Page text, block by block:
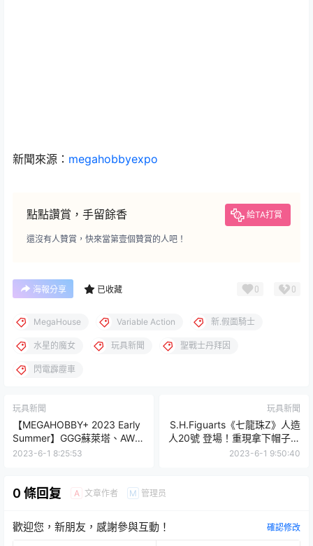
新聞來源： megahobbyexpo
點點讚賞，手留餘香 給TA打賞
還沒有人贊賞，快來當第壹個贊賞的人吧！
海報分享 已收藏 0 0
MegaHouse Variable Action 新.假面騎士
水星的魔女 玩具新聞 聖戰士丹拜因
閃電霹靂車
玩具新聞
【MEGAHOBBY+ 2023 Early
Summer】GGG蘇萊塔、AWM
黑魔導女孩、我推的孩子原型
2023-6-1 8:25:53
玩具新聞
S.H.Figuarts《七龍珠Z》人造
人20號 登場！重現拿下帽子的
頭部、斷掉的手臂等劇中情景
2023-6-1 9:50:40
0 條回复 A 文章作者 M 管理员
歡迎您，新朋友，感謝參與互動！ 確認修改